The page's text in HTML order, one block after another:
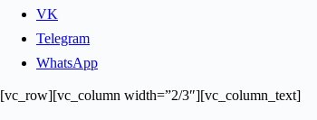
VK
Telegram
WhatsApp
[vc_row][vc_column width=”2/3″][vc_column_text]